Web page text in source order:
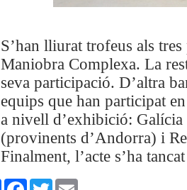
S’han lliurat trofeus als
Maniobra Complexa. La
seva participació. D’altra
equips que han participat
a nivell d’exhibició:
(provinents d’Andorra) i
Finalment, l’acte s’ha
ComparteixFacebookTwitter